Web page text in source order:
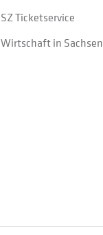
SZ Ticketservice
Wirtschaft in Sachsen